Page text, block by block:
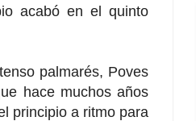
acabó en el quinto
palmarés, Poves
hace muchos años
principio a ritmo para